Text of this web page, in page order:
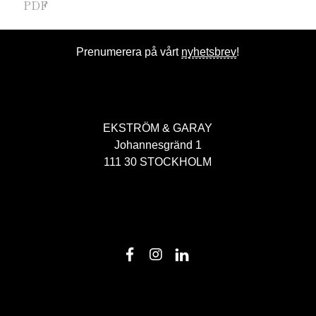
PDF
Prenumerera på vårt nyhetsbrev!
EKSTRÖM & GARAY
Johannesgränd 1
111 30 STOCKHOLM